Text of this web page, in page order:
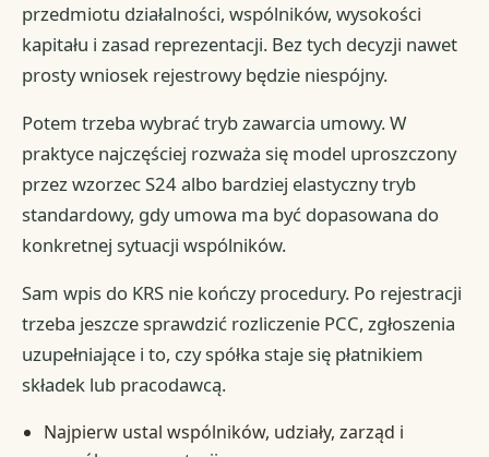
przedmiotu działalności, wspólników, wysokości
kapitału i zasad reprezentacji. Bez tych decyzji nawet
prosty wniosek rejestrowy będzie niespójny.
Potem trzeba wybrać tryb zawarcia umowy. W
praktyce najczęściej rozważa się model uproszczony
przez wzorzec S24 albo bardziej elastyczny tryb
standardowy, gdy umowa ma być dopasowana do
konkretnej sytuacji wspólników.
Sam wpis do KRS nie kończy procedury. Po rejestracji
trzeba jeszcze sprawdzić rozliczenie PCC, zgłoszenia
uzupełniające i to, czy spółka staje się płatnikiem
składek lub pracodawcą.
Najpierw ustal wspólników, udziały, zarząd i